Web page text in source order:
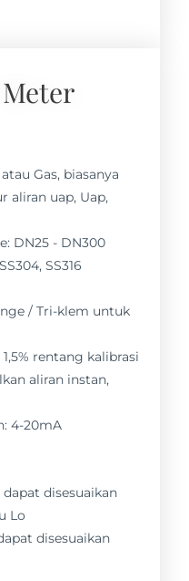
Gas, biasanya
aliran uap, Uap,
DN25 - DN300
SS316
/ Tri-klem untuk
rentang kalibrasi
aliran instan,
4-20mA
dapat disesuaikan
Lo
disesuaikan